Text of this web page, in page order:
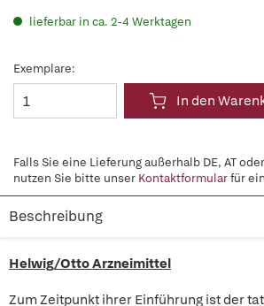
lieferbar in ca. 2-4 Werktagen
Exemplare:
In den
Falls Sie eine Lieferung außerhalb DE, AT
nutzen Sie bitte unser Kontaktformularfür
Beschreibung
Helwig/Otto Arzneimittel
Zum Zeitpunkt ihrer Einführung ist der